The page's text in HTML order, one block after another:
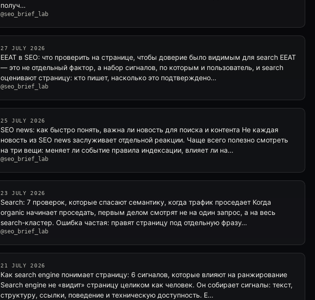
получ…
@seo_brief_lab
27 JULY 2026
EEAT в SEO: что проверить на странице, чтобы доверие было видимым для search EEAT
— это не отдельный фактор, а набор сигналов, по которым и пользователь, и search
оценивают страницу: кто пишет, насколько это подтверждено…
@seo_brief_lab
25 JULY 2026
SEO news: как быстро понять, важна ли новость для поиска и контента Не каждая
новость из SEO news заслуживает отдельной реакции. Чаще всего полезно смотреть
на три вещи: меняет ли событие правила индексации, влияет ли на…
@seo_brief_lab
23 JULY 2026
Search: 7 проверок, которые спасают семантику, когда трафик проседает Когда
organic начинает проседать, первым делом смотрят не на один запрос, а на весь
search-кластер. Ошибка частая: правят страницу под отдельную фразу…
@seo_brief_lab
21 JULY 2026
Как search engine понимает страницу: 6 сигналов, которые влияют на ранжирование
Search engine не «видит» страницу целиком как человек. Он собирает сигналы: текст,
структуру, ссылки, поведение и техническую доступность. Е…